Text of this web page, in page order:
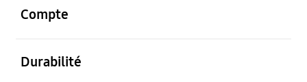
Compte
Durabilité